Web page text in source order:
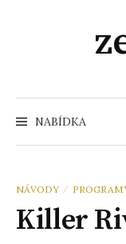
NABÍDKA
NÁVODY /
Killer